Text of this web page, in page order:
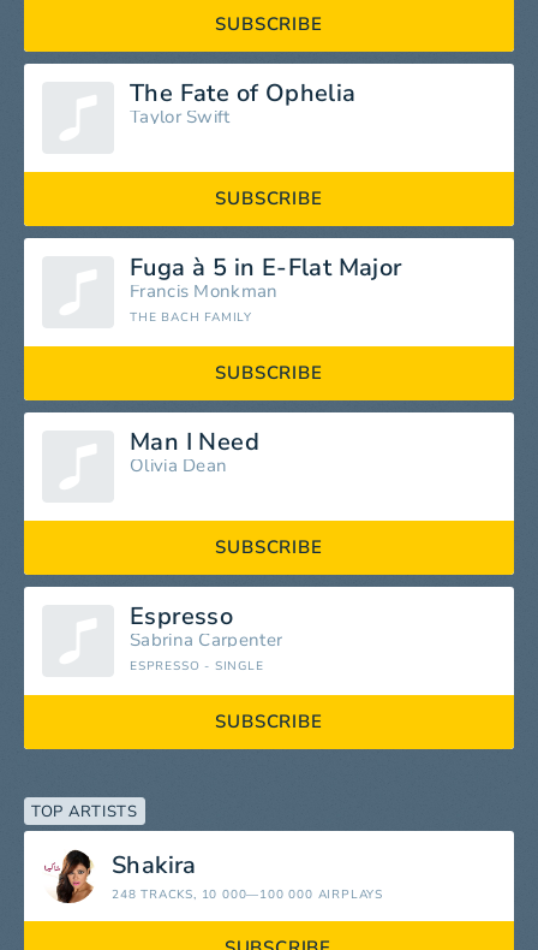
SUBSCRIBE
The Fate of Ophelia
Taylor Swift
SUBSCRIBE
Fuga à 5 in E-Flat Major
Francis Monkman
THE BACH FAMILY
SUBSCRIBE
Man I Need
Olivia Dean
SUBSCRIBE
Espresso
Sabrina Carpenter
ESPRESSO - SINGLE
SUBSCRIBE
TOP ARTISTS
Shakira
248 TRACKS, 10 000—100 000 AIRPLAYS